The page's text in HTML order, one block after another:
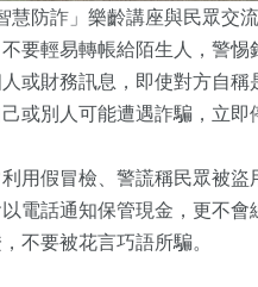
防詐」樂齡講座與民眾交
要輕易轉帳給陌生人，警惕
或財務訊息，即使對方自稱
或別人可能遭遇詐騙，立即
用假冒檢、警謊稱民眾被盜
電話通知保管現金，更不會
不要被花言巧語所騙。